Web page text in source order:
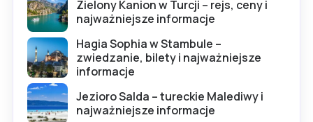
Zielony Kanion w Turcji – rejs, ceny i
najważniejsze informacje
Hagia Sophia w Stambule –
zwiedzanie, bilety i najważniejsze
informacje
Jezioro Salda – tureckie Malediwy i
najważniejsze informacje